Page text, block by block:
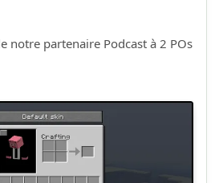
notre partenaire Podcast à 2 POs